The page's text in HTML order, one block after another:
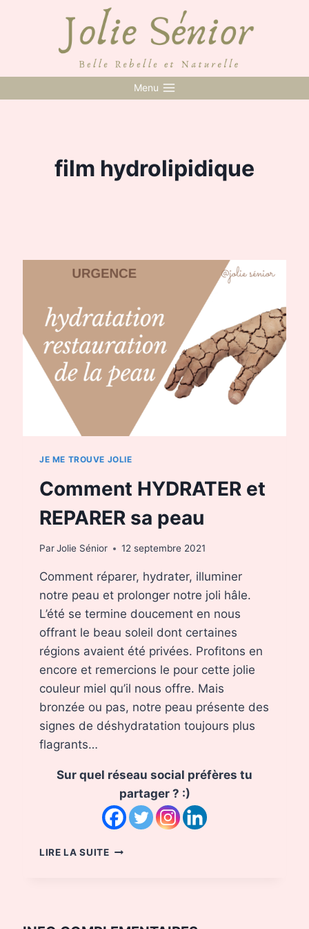
Menu
film hydrolipidique
JE ME TROUVE JOLIE
Comment HYDRATER et
REPARER sa peau
ParJolie Sénior 12 septembre 2021
Comment réparer, hydrater, illuminer
notre peau et prolonger notre joli hâle.
L’été se termine doucement en nous
offrant le beau soleil dont certaines
régions avaient été privées. Profitons en
encore et remercions le pour cette jolie
couleur miel qu’il nous offre. Mais
bronzée ou pas, notre peau présente des
signes de déshydratation toujours plus
flagrants…
Sur quel réseau social préfères tu
partager ? :)
LIRE LA SUITECOMMENT